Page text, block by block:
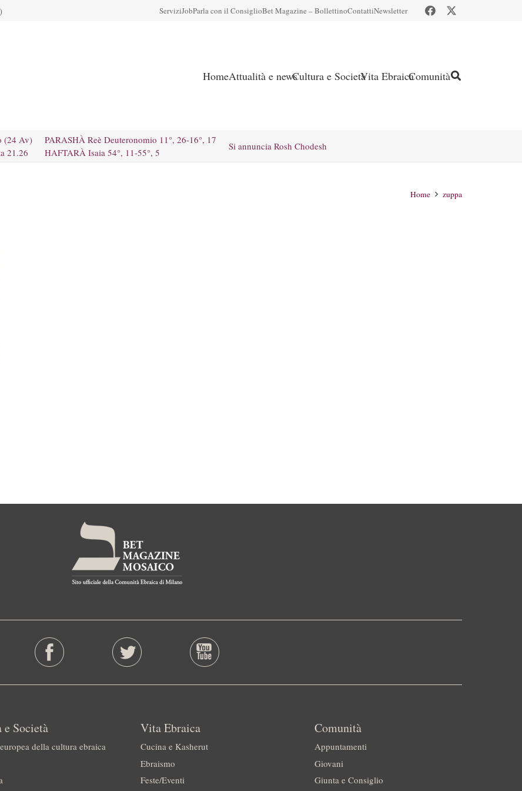
ServiziJobParla con il ConsiglioBet Magazine – BollettinoContattiNewsletter
HomeAttualità e newsCultura e SocietàVita EbraicaComunità
(24 Av)
21.26
PARASHÀ Reè Deuteronomio 11°, 26-16°, 17
HAFTARÀ Isaia 54°, 11-55°, 5
Si annuncia Rosh Chodesh
Home zuppa
e Società
della cultura ebraica
Vita Ebraica
Cucina e Kasherut
Ebraismo
Feste/Eventi
Comunità
Appuntamenti
Giovani
Giunta e Consiglio